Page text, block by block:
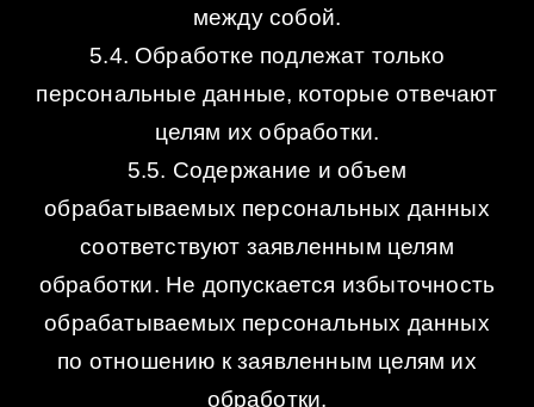
между собой.
5.4. Обработке подлежат только
персональные данные, которые отвечают
целям их обработки.
5.5. Содержание и объем
обрабатываемых персональных данных
соответствуют заявленным целям
обработки. Не допускается избыточность
обрабатываемых персональных данных
по отношению к заявленным целям их
обработки.